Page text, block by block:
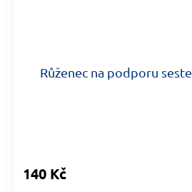
Růženec na podporu
140 Kč